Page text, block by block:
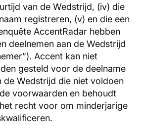
van de Wedstrijd, (iv) die
registreren, (v) en die een
AccentRadar hebben
deelnemen aan de Wedstrijd
Accent kan niet
gesteld voor de deelname
de Wedstrijd die niet voldoen
voorwaarden en behoudt
recht voor om minderjarige